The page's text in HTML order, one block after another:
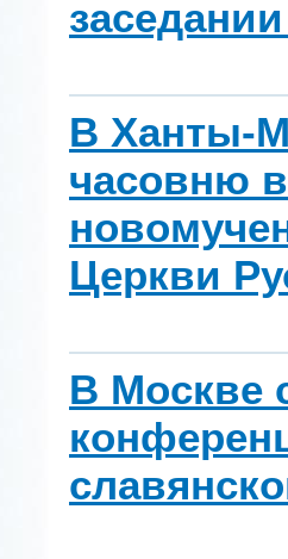
В Ханты-
часовню
Церкви
В Москве